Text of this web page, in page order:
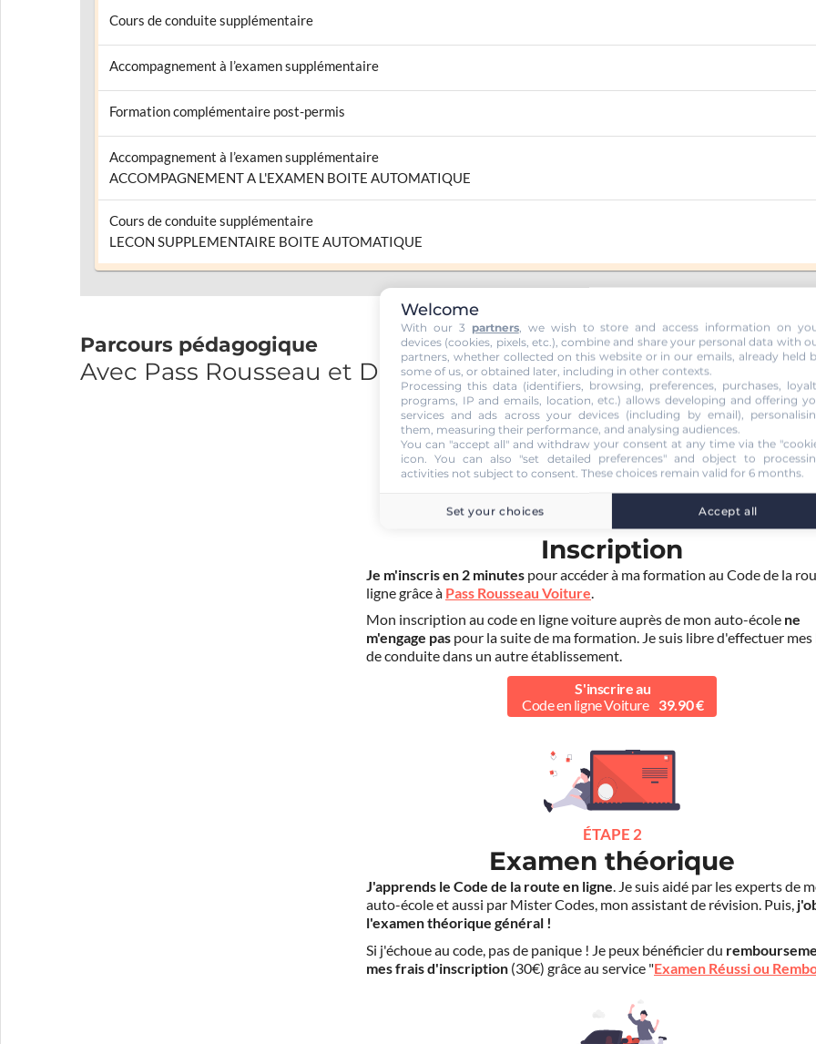
Cours de conduite supplémentaire
Accompagnement à l’examen supplémentaire
Formation complémentaire post-permis
Accompagnement à l’examen supplémentaire
ACCOMPAGNEMENT A L'EXAMEN BOITE AUTOMATIQUE
Cours de conduite supplémentaire
LECON SUPPLEMENTAIRE BOITE AUTOMATIQUE
Parcours pédagogique
Avec Pass Rousseau et DRIVE TA ROUTE AUTO ECOLE
Inscription
Je m'inscris en 2 minutes pour accéder à ma formation au Code de la
ligne grâce à Pass Rousseau Voiture.
Mon inscription au code en ligne voiture auprès de mon auto-école ne
m'engage pas pour la suite de ma formation. Je suis libre d'effectuer mes
de conduite dans un autre établissement.
S'inscrire au
Code en ligne Voiture
39.90 €
ÉTAPE 2
Examen théorique
J'apprends le Code de la route en ligne. Je suis aidé par les experts de
auto-école et aussi par Mister Codes, mon assistant de révision. Puis,
l'examen théorique général !
Si j'échoue au code, pas de panique ! Je peux bénéficier du
mes frais d'inscription (30€) grâce au service "Examen Réussi ou
Welcome
With our 3 partners, we wish to store and access information on
devices (cookies, pixels, etc.), combine and share your personal data with
partners, whether collected on this website or in our emails, already held
some of us, or obtained later, including in other contexts.
Processing this data (identifiers, browsing, preferences, purchases,
programs, IP and emails, location, etc.) allows developing and offering
services and ads across your devices (including by email),
them, measuring their performance, and analysing audiences.
You can "accept all" and withdraw your consent at any time via the
icon . You can also "set detailed preferences" and object to
activities not subject to consent. These choices remain valid for 6 months.
Set your choices Accept all